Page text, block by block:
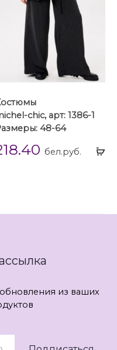
chic, арт: 1386-1
48-64
бел.руб.
из ваших